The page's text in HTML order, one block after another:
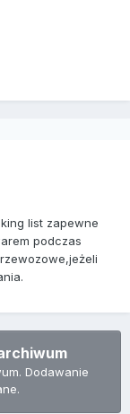
list zapewne
podczas
Dodawanie